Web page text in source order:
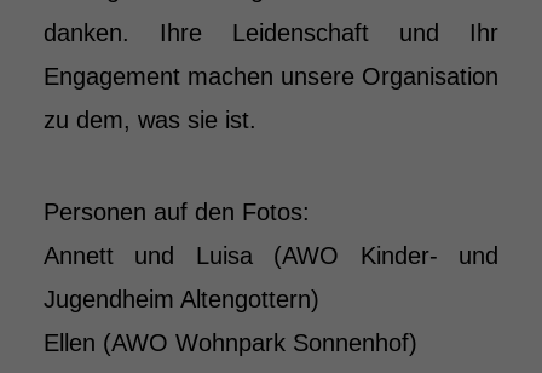
danken. Ihre Leidenschaft und Ihr
Engagement machen unsere Organisation
zu dem, was sie ist.
Personen auf den Fotos:
Annett und Luisa (AWO Kinder- und
Jugendheim Altengottern)
Ellen (AWO Wohnpark Sonnenhof)